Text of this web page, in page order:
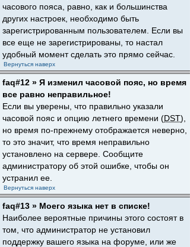
часового пояса, равно, как и большинства
других настроек, необходимо быть
зарегистрированным пользователем. Если вы
все еще не зарегистрированы, то настал
удобный момент сделать это прямо сейчас.
Вернуться наверх
faq#12 » Я изменил часовой пояс, но время
все равно неправильное!
Если вы уверены, что правильно указали
часовой пояс и опцию летнего времени (DST),
но время по-прежнему отображается неверно,
то это значит, что время неправильно
установлено на сервере. Сообщите
администратору об этой ошибке, чтобы он
устранил ее.
Вернуться наверх
faq#13 » Моего языка нет в списке!
Наиболее вероятные причины этого состоят в
том, что администратор не установил
поддержку вашего языка на форуме, или же